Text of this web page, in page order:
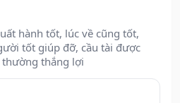
hành tốt, lúc về cũng tốt,
tốt giúp đỡ, cầu tài được
thắng lợi